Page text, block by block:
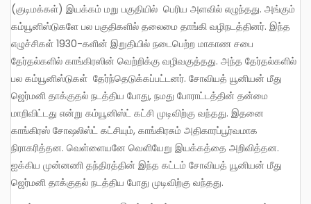
(குடிமக்கள்) இயக்கம் மறு பகுதியில் பெரிய அளவில் எழுந்தது. அங்கும்
கம்யூனிஸ்டுகளே பல பகுதிகளில் தலைமை தாங்கி வழிநடத்தினர். இந்த
எழுச்சிகள் 1930-களின் இறுதியில் நடைபெற்ற மாகாண சபை
தேர்தல்களில் காங்கிரஸின் வெற்றிக்கு வழிவகுத்தது. அந்த தேர்தல்களில்
பல கம்யூனிஸ்டுகள் தேர்ந்தெடுக்கப்பட்டனர். சோவியத் யூனியன் மீது
ஜெர்மனி தாக்குதல் நடத்திய போது, நமது போராட்டத்தின் தன்மை
மாறிவிட்டது என்று கம்யூனிஸ்ட் கட்சி முடிவிற்கு வந்தது. இதனை
காங்கிரஸ் சோஷலிஸ்ட் கட்சியும், காங்கிரசும் அதிகாரப்பூர்வமாக
நிராகரித்தன. வெள்ளையனே வெளியேறு இயக்கத்தை அறிவித்தன.
ஐக்கிய முன்னணி தந்திரத்தின் இந்த கட்டம் சோவியத் யூனியன் மீது
ஜெர்மனி தாக்குதல் நடத்திய போது முடிவிற்கு வந்தது.